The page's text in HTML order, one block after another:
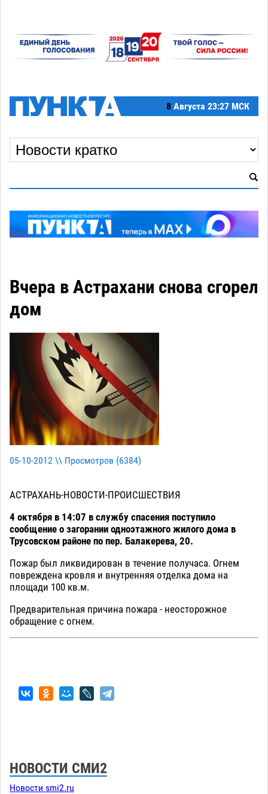
8 Августа 23:27 МСК
Вчера в Астрахани снова сгорел
дом
05-10-2012 \\ Просмотров (6384)
АСТРАХАНЬ-НОВОСТИ-ПРОИСШЕСТВИЯ
4 октября в 14:07 в службу спасения поступило
сообщение о загорании одноэтажного жилого дома в
Трусовском районе по пер. Балакерева, 20.
Пожар был ликвидирован в течение получаса. Огнем
повреждена кровля и внутренняя отделка дома на
площади 100 кв.м.
Предварительная причина пожара - неосторожное
обращение с огнем.
НОВОСТИ СМИ2
Новости smi2.ru